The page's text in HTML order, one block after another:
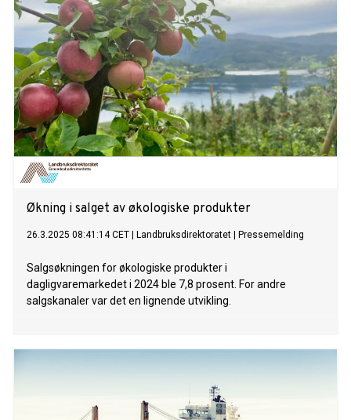
Økning i salget av økologiske produkter
26.3.2025 08:41:14 CET Landbruksdirektoratet Pressemelding
Salgsøkningen for økologiske produkter i
dagligvaremarkedet i 2024 ble 7,8 prosent. For andre
salgskanaler var det en lignende utvikling.